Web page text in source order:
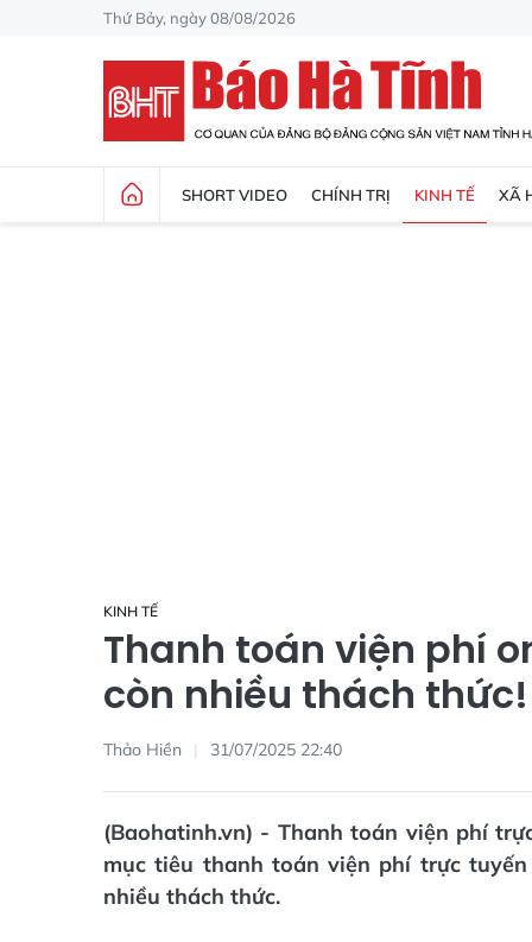
Thứ Bảy, ngày 08/08/2026
SHORT VIDEO CHÍNH TRỊ KINH TẾ XÃ
KINH TẾ
Thanh toán viện phí
còn nhiều thách thức!
Thảo Hiền 31/07/2025 22:40
(Baohatinh.vn) - Thanh toán viện phí
mục tiêu thanh toán viện phí trực
nhiều thách thức.